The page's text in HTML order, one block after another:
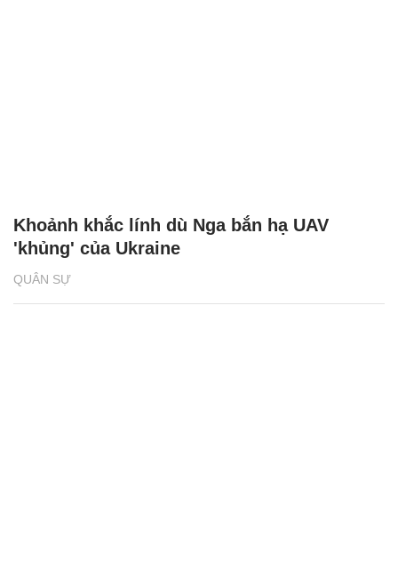
QUÂN SỰ
Khoảnh khắc lính dù Nga bắn hạ UAV
'khủng' của Ukraine